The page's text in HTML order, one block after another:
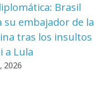
Brasil
su embajador de la
tras los insultos
a Lula
2026